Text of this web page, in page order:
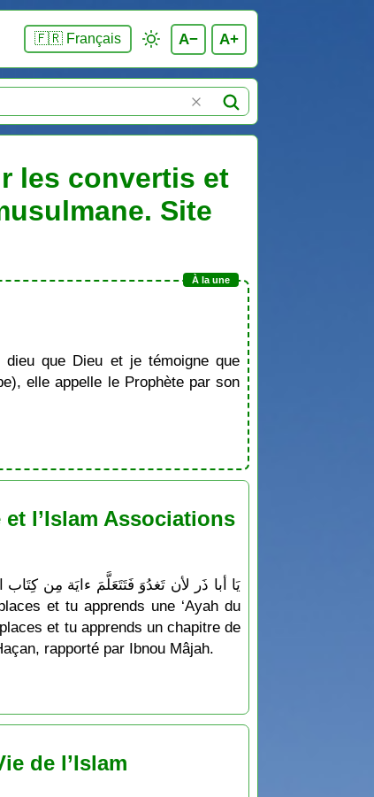
🇫🇷 Français A− A+
les convertis et
Site
dieu que Dieu et je témoigne que
elle appelle le Prophète par son
l’Islam Associations
et tu apprends un chapitre de
rapporté par Ibnou Mâjah.
de l’Islam